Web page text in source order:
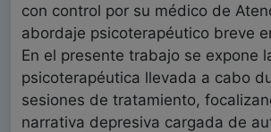
con control por su médico de
abordaje psicoterapéutico breve
En el presente trabajo se expone
psicoterapéutica llevada a cabo
sesiones de tratamiento,
narrativa depresiva cargada de